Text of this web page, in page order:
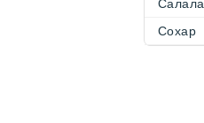
Салала
Сохар